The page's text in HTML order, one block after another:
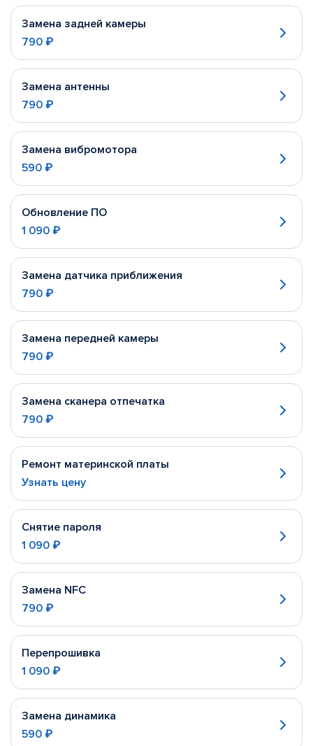
Замена задней камеры
790 ₽
Замена антенны
790 ₽
Замена вибромотора
590 ₽
Обновление ПО
1 090 ₽
Замена датчика приближения
790 ₽
Замена передней камеры
790 ₽
Замена сканера отпечатка
790 ₽
Ремонт материнской платы
Узнать цену
Снятие пароля
1 090 ₽
Замена NFC
790 ₽
Перепрошивка
1 090 ₽
Замена динамика
590 ₽